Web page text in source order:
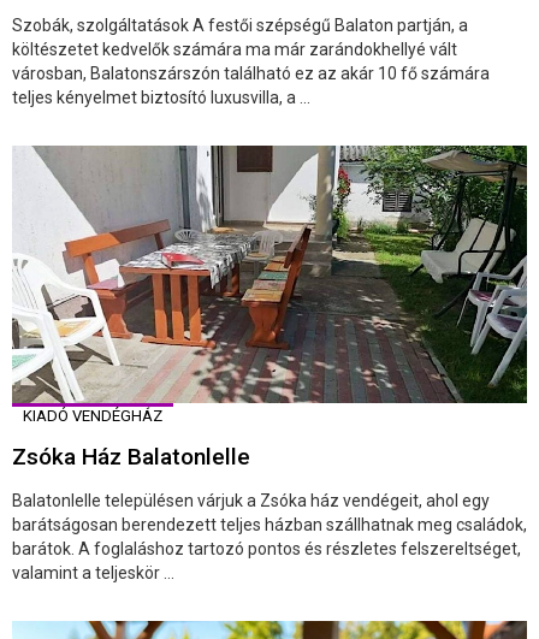
Szobák, szolgáltatások A festői szépségű Balaton partján, a
költészetet kedvelők számára ma már zarándokhellyé vált
városban, Balatonszárszón található ez az akár 10 fő számára
teljes kényelmet biztosító luxusvilla, a ...
KIADÓ VENDÉGHÁZ
Zsóka Ház Balatonlelle
Balatonlelle településen várjuk a Zsóka ház vendégeit, ahol egy
barátságosan berendezett teljes házban szállhatnak meg családok,
barátok. A foglaláshoz tartozó pontos és részletes felszereltséget,
valamint a teljeskör ...